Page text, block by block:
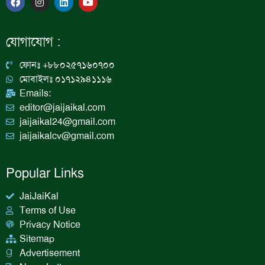
a
c
b
o
n
s
a
g
a
m
i
n
n
o
u
যোগাযোগ :
ফোনঃ +৮৮০২৫৭১৬০৭০০
মোবাইলঃ ০১৭১২৯৪১১১৬
Emails:
editor@jaijaikal.com
jaijaikal24@gmail.com
jaijaikalcv@gmail.com
Popular Links
JaiJaiKal
Terms of Use
Privacy Notice
Sitemap
Advertisement